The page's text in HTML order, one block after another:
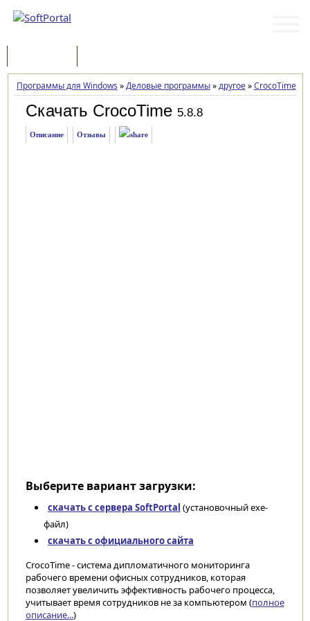
Программы для Windows »Деловые программы»другое»CrocoTime
Скачать CrocoTime 5.8.8
Описание Отзывы
Выберите вариант загрузки:
скачать с сервера SoftPortal (установочный exe-
файл)
скачать с официального сайта
CrocoTime - система дипломатичного мониторинга
рабочего времени офисных сотрудников, которая
позволяет увеличить эффективность рабочего процесса,
учитывает время сотрудников не за компьютером (полное
описание...)